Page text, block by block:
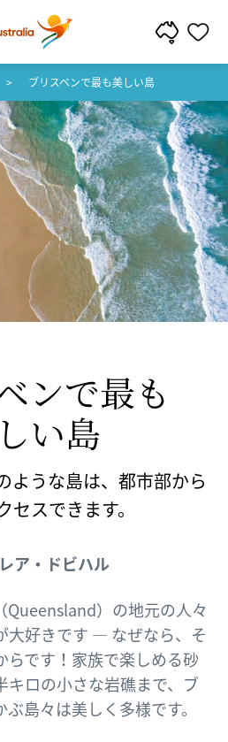
キップ
ブリスベンで最も美しい島
ンで​最も
い​島
ような島は、都市部から
セスできます。
ア・ドビハル
Queensland）の地元の人々
大好きです — なぜなら、そ
らです！家族で楽しめる砂
キロの小さな岩礁まで、ブ
島々は美しく多様です。